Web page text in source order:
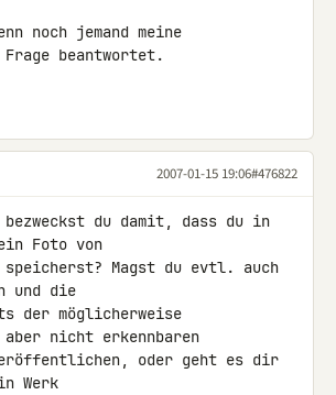
noch jemand meine
beantwortet.
2007-01-15 19:06#476822
bezweckst du damit, dass du in
Foto von
speicherst? Magst du evtl. auch
und die
der möglicherweise
nicht erkennbaren
veröffentlichen, oder geht es dir
Werk